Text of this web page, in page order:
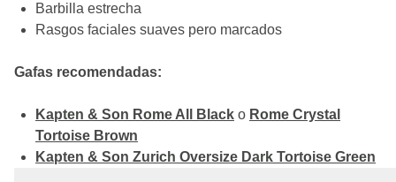
Barbilla estrecha
Rasgos faciales suaves pero marcados
Gafas recomendadas:
Kapten & Son Rome All Black o Rome Crystal
Tortoise Brown
Kapten & Son Zurich Oversize Dark Tortoise Green